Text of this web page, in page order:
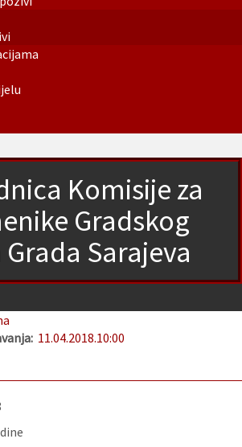
Komisije za
Gradskog
Sarajeva
11.04.2018.10:00